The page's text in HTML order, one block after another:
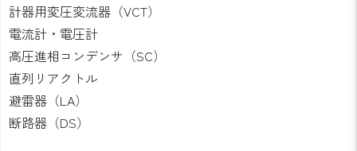
計器用変圧変流器（VCT）
電流計・電圧計
高圧進相コンデンサ（SC）
直列リアクトル
避雷器（LA）
断路器（DS）